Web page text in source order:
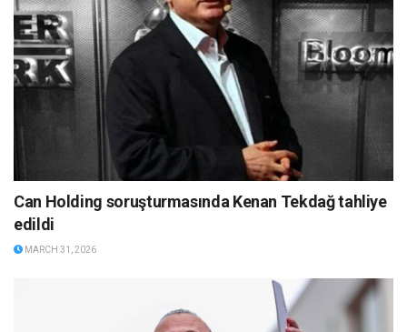
Can Holding soruşturmasında Kenan Tekdağ tahliye
edildi
MARCH 31, 2026